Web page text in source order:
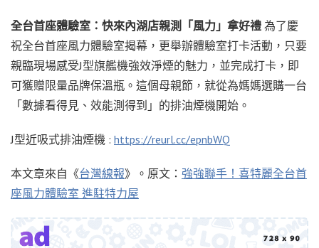
全台首座體驗室：快來內湖店親測「風力」拿好禮 為了慶
祝全台首座風力體驗室揭幕，更舉辦體驗室打卡活動，只要
親臨現場感受J型旗艦機強效淨煙的魅力，並完成打卡，即
可獲贈限量品牌保溫瓶。這個母親節，就從為媽媽選購一台
「數據看得見、效能測得到」的排油煙機開始。
J型近吸式排油煙機 : https://reurl.cc/epnbWQ
本文章來自《台灣線報》。原文： 強強聯手！喜特麗全台首
座風力體驗室 進駐特力屋